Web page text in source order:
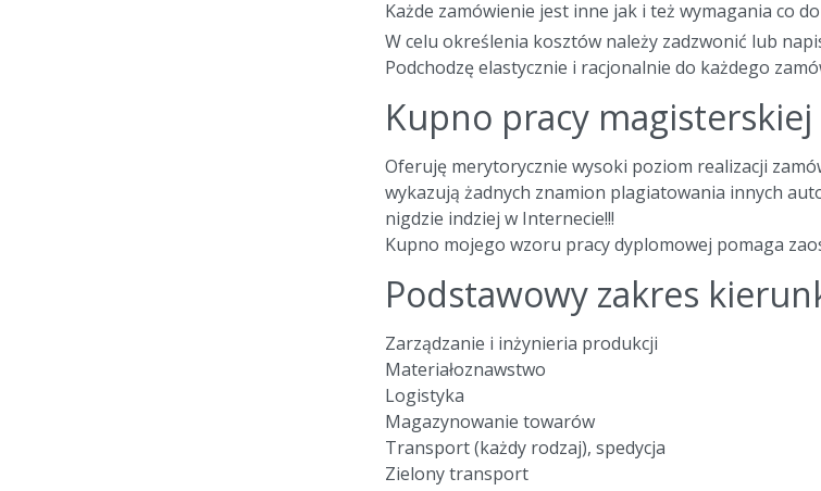
Każde zamówienie jest inne jak i też wymagania co
W celu określenia kosztów należy zadzwonić lub
Podchodzę elastycznie i racjonalnie do każdego
Kupno pracy
Oferuję merytorycznie wysoki poziom realizacji
wykazują żadnych znamion plagiatowania innych
nigdzie indziej w Internecie!!!
Kupno mojego wzoru pracy dyplomowej pomaga
Podstawowy zakres
Zarządzanie i inżynieria produkcji
Materiałoznawstwo
Logistyka
Magazynowanie towarów
Transport (każdy rodzaj), spedycja
Zielony transport